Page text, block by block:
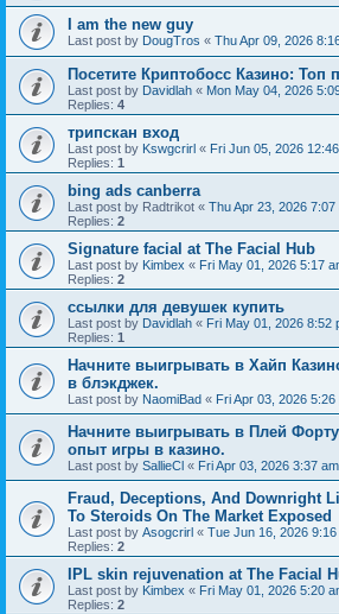
I am the new guy
Last post by DougTros « Thu Apr 09, 2026
Посетите Криптобосс Казино: Топ
Last post by Davidlah « Mon May 04, 2026
Replies: 4
трипскан вход
Last post by Kswgcrirl « Fri Jun 05, 2026
Replies: 1
bing ads canberra
Last post by Radtrikot « Thu Apr 23, 2026 7:07
Replies: 2
Signature facial at The Facial Hub
Last post by Kimbex « Fri May 01, 2026 5:17
Replies: 2
ссылки для девушек купить
Last post by Davidlah « Fri May 01, 2026 8:52
Replies: 1
Начните выигрывать в Хайп
в блэкджек.
Last post by NaomiBad « Fri Apr 03, 2026 5:26
Начните выигрывать в Плей
опыт игры в казино.
Last post by SallieCl « Fri Apr 03, 2026 3:37 am
Fraud, Deceptions, And Downright
To Steroids On The Market Exposed
Last post by Asogcrirl « Tue Jun 16, 2026 9:16
Replies: 2
IPL skin rejuvenation at The Facial
Last post by Kimbex « Fri May 01, 2026 5:20
Replies: 2